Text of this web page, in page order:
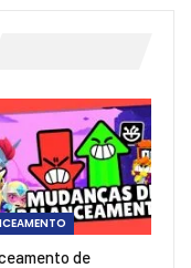
de